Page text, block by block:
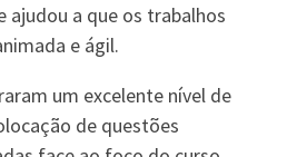
ajudou a que os trabalhos
e ágil.
um excelente nível de
de questões